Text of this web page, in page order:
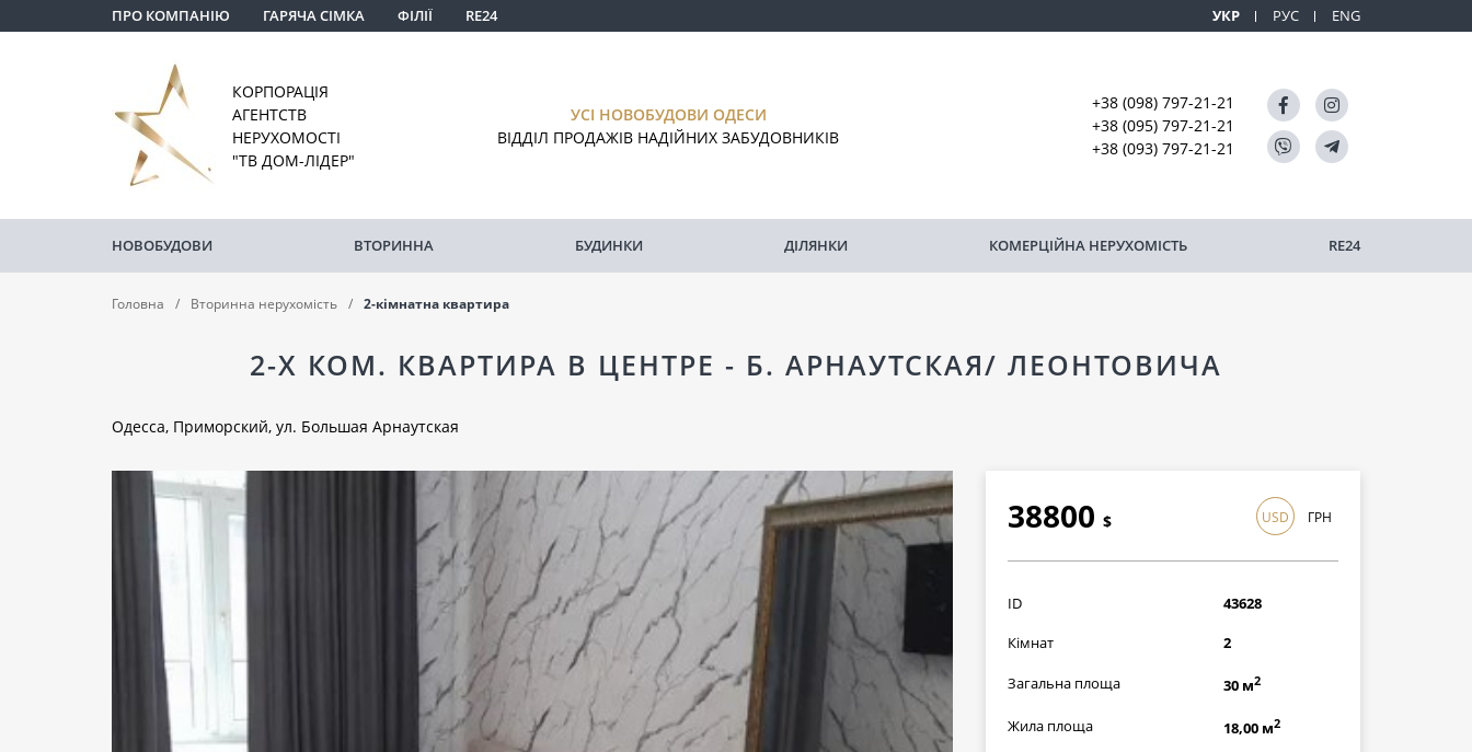
ПРО КОМПАНІЮ ГАРЯЧА СІМКА ФІЛІЇ RE24 УКР РУС ENG
КОРПОРАЦІЯ
АГЕНТСТВ
НЕРУХОМОСТІ
"ТВ ДОМ-ЛІДЕР"
УСІ НОВОБУДОВИ ОДЕСИ
ВІДДІЛ ПРОДАЖІВ НАДІЙНИХ ЗАБУДОВНИКІВ
+38 (098) 797-21-21
+38 (095) 797-21-21
+38 (093) 797-21-21
НОВОБУДОВИ ВТОРИННА БУДИНКИ ДІЛЯНКИ КОМЕРЦІЙНА НЕРУХОМІСТЬ RE24
Головна Вторинна нерухомість 2-кімнатна квартира
2-Х КОМ. КВАРТИРА В ЦЕНТРЕ - Б. АРНАУТСКАЯ/ ЛЕОНТОВИЧА
Одесса, Приморский, ул. Большая Арнаутская
38800 $
1125200грн
USD ГРН
ID
43628
Кімнат
2
Загальна площа 30 м2
Жила площа 18,00 м2